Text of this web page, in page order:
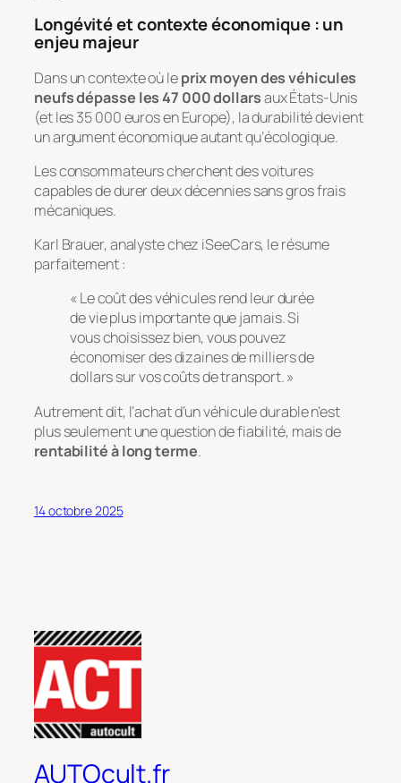
Longévité et contexte économique : un
enjeu majeur
Dans un contexte où leprix moyen des véhicules
neufs dépasse les 47 000 dollarsaux États-Unis
(et les 35 000 euros en Europe), la durabilité devient
un argument économique autant qu’écologique.
Les consommateurs cherchent des voitures
capables de durer deux décennies sans gros frais
mécaniques.
Karl Brauer, analyste chez iSeeCars, le résume
parfaitement :
« Le coût des véhicules rend leur durée
de vie plus importante que jamais. Si
vous choisissez bien, vous pouvez
économiser des dizaines de milliers de
dollars sur vos coûts de transport. »
Autrement dit, l’achat d’un véhicule durable n’est
plus seulement une question de fiabilité, mais de
rentabilité à long terme.
14 octobre 2025
AUTOcult.fr